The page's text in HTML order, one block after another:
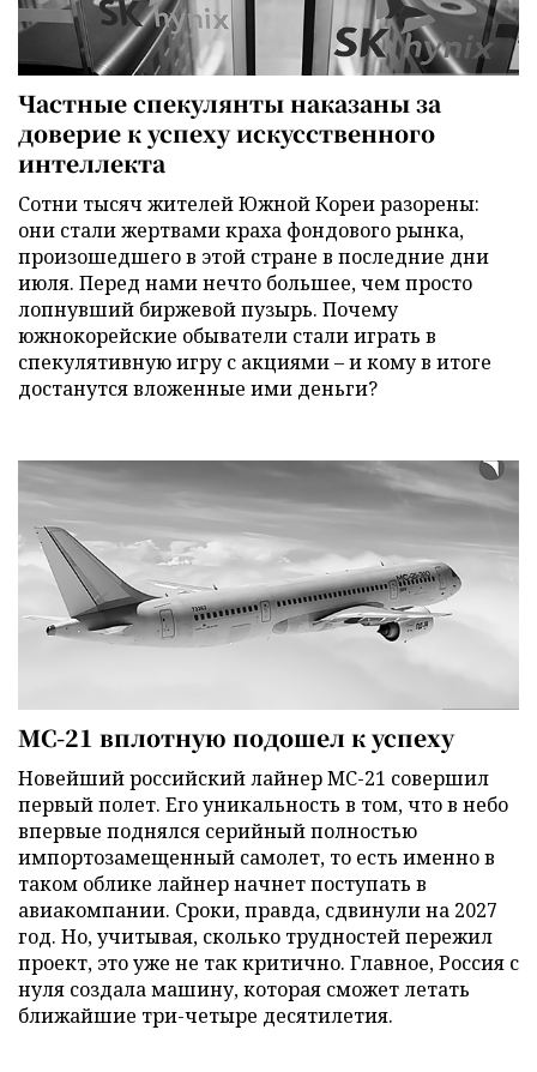
Частные спекулянты наказаны за
доверие к успеху искусственного
интеллекта
Сотни тысяч жителей Южной Кореи разорены:
они стали жертвами краха фондового рынка,
произошедшего в этой стране в последние дни
июля. Перед нами нечто большее, чем просто
лопнувший биржевой пузырь. Почему
южнокорейские обыватели стали играть в
спекулятивную игру с акциями – и кому в итоге
достанутся вложенные ими деньги?
МС-21 вплотную подошел к успеху
Новейший российский лайнер МС-21 совершил
первый полет. Его уникальность в том, что в небо
впервые поднялся серийный полностью
импортозамещенный самолет, то есть именно в
таком облике лайнер начнет поступать в
авиакомпании. Сроки, правда, сдвинули на 2027
год. Но, учитывая, сколько трудностей пережил
проект, это уже не так критично. Главное, Россия с
нуля создала машину, которая сможет летать
ближайшие три-четыре десятилетия.